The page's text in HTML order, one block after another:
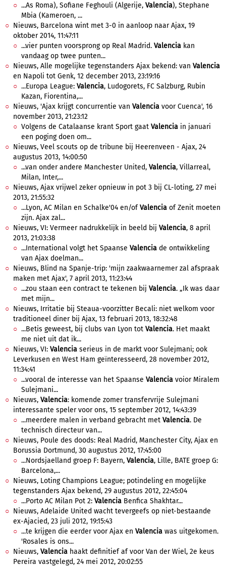
...As Roma), Sofiane Feghouli (Algerije, Valencia), Stephane
Mbia (Kameroen, ...
Nieuws, Barcelona wint met 3-0 in aanloop naar Ajax, 19
oktober 2014, 11:47:11
...vier punten voorsprong op Real Madrid. Valencia kan
vandaag op twee punten...
Nieuws, Alle mogelijke tegenstanders Ajax bekend: van Valencia
en Napoli tot Genk, 12 december 2013, 23:19:16
...Europa League: Valencia, Ludogorets, FC Salzburg, Rubin
Kazan, Fiorentina,...
Nieuws, 'Ajax krijgt concurrentie van Valencia voor Cuenca', 16
november 2013, 21:23:12
Volgens de Catalaanse krant Sport gaat Valencia in januari
een poging doen om...
Nieuws, Veel scouts op de tribune bij Heerenveen - Ajax, 24
augustus 2013, 14:00:50
...van onder andere Manchester United, Valencia, Villarreal,
Milan, Inter,...
Nieuws, Ajax vrijwel zeker opnieuw in pot 3 bij CL-loting, 27 mei
2013, 21:55:32
...Lyon, AC Milan en Schalke'04 en/ofValencia of Zenit moeten
zijn. Ajax zal...
Nieuws, VI: Vermeer nadrukkelijk in beeld bij Valencia, 8 april
2013, 21:03:38
...International volgt het Spaanse Valencia de ontwikkeling
van Ajax doelman...
Nieuws, Blind na Spanje-trip: 'mijn zaakwaarnemer zal afspraak
maken met Ajax', 7 april 2013, 11:23:44
...zou staan een contract te tekenen bij Valencia. „Ik was daar
met mijn...
Nieuws, Irritatie bij Steaua-voorzitter Becali: niet welkom voor
traditioneel diner bij Ajax, 13 februari 2013, 18:32:48
...Betis geweest, bij clubs van Lyon tot Valencia. Het maakt
me niet uit dat ik...
Nieuws, VI: Valencia serieus in de markt voor Sulejmani; ook
Leverkusen en West Ham geïnteresseerd, 28 november 2012,
11:34:41
...vooral de interesse van het Spaanse Valencia voior Miralem
Sulejmani...
Nieuws, Valencia: komende zomer transfervrije Sulejmani
interessante speler voor ons, 15 september 2012, 14:43:39
...meerdere malen in verband gebracht met Valencia. De
technisch directeur van...
Nieuws, Poule des doods: Real Madrid, Manchester City, Ajax en
Borussia Dortmund, 30 augustus 2012, 17:45:00
...Nordsjaelland groep F: Bayern, Valencia, Lille, BATE groep G:
Barcelona,...
Nieuws, Loting Champions League; potindeling en mogelijke
tegenstanders Ajax bekend, 29 augustus 2012, 22:45:04
...Porto AC Milan Pot 2: Valencia Benfica Shakhtar...
Nieuws, Adelaide United wacht tevergeefs op niet-bestaande
ex-Ajacied, 23 juli 2012, 19:15:43
...te krijgen die eerder voor Ajax en Valencia was uitgekomen.
'Rosales is ons...
Nieuws, Valencia haakt definitief af voor Van der Wiel, 2e keus
Pereira vastgelegd, 24 mei 2012, 20:02:55